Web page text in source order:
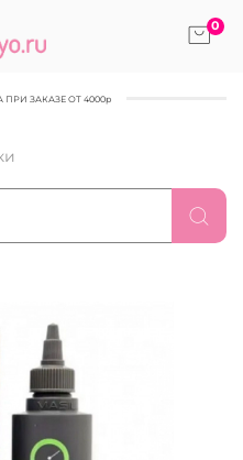
0
ЗАКАЗЕ ОТ 4000р